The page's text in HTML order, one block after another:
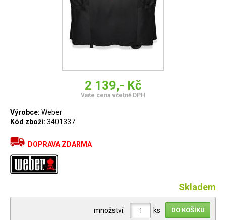
2 139,- Kč
Vaše cena včetně DPH
Výrobce: Weber
Kód zboží: 3401337
DOPRAVA ZDARMA
Skladem
množství: ks